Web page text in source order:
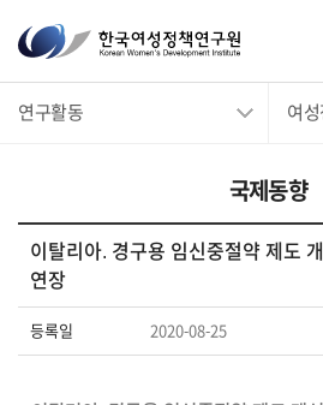
한
국
여
연
구
원
Korean
연구활동 여
국제동향
이탈리아. 경구용 임신중절약 제도
연장
등록일 2020-08-25